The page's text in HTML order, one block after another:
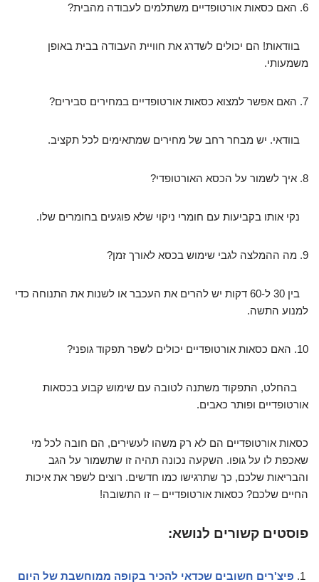
6. האם כסאות אורטופדיים משתלמים לעבודה מהבית?
בוודאות! הם יכולים לשדרג את חוויית העבודה בבית באופן
משמעותי.
7. האם אפשר למצוא כסאות אורטופדיים במחירים סבירים?
בוודאי. יש מבחר רחב של מחירים שמתאימים לכל תקציב.
8. איך לשמור על הכסא האורטופדי?
נקי אותו בקביעות עם חומרי ניקוי שלא פוגעים בחומרים שלו.
9. מה ההמלצה לגבי שימוש בכסא לאורך זמן?
בין 30 ל-60 דקות יש להרים את העכבר או לשנות את התנוחה כדי
למנוע התשה.
10. האם כסאות אורטופדיים יכולים לשפר תפקוד גופני?
בהחלט, התפקוד משתנה לטובה עם שימוש קבוע בכסאות
אורטופדיים ופותר כאבים.
כסאות אורטופדיים הם לא רק משהו לעשירים, הם חובה לכל מי
שאכפת לו על גופו. השקעה נכונה תהיה זו שתשמור על הגב
והבריאות שלכם, כך שתרגישו כמו חדשים. רוצים לשפר את איכות
החיים שלכם? כסאות אורטופדיים – זו התשובה!
פוסטים קשורים לנושא:
פיצ'רים חשובים שכדאי להכיר בקופה ממוחשבת של היום